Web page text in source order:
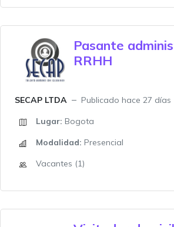
Pasante
RRHH
SECAP LTDA
Publicado hace 27 días
Lugar: Bogota
Modalidad: Presencial
Vacantes (1)